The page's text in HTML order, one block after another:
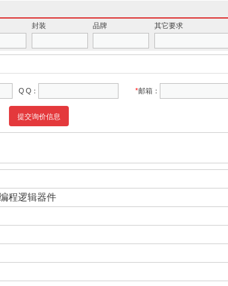
封装 品牌 其它要求
Q Q： *邮箱：
提交询价信息
程逻辑器件